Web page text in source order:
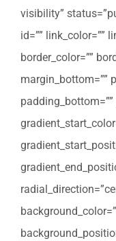
visibility”
id=”” link_color=””
border_color=””
margin_bottom=””